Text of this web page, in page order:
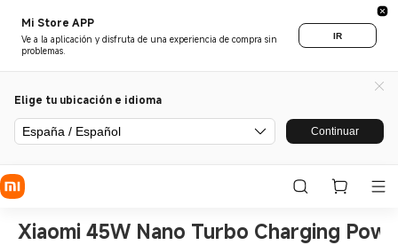
Mi Store APP
Ve a la aplicación y disfruta de una experiencia de compra sin
problemas.
IR
Elige tu ubicación e idioma
España / Español Continuar
Xiaomi 45W Nano Turbo Charging